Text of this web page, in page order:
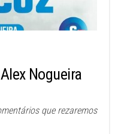
Nogueira
que rezaremos